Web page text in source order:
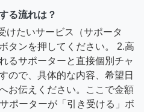
る流れは？
けたいサービス（サポータ
タンを押してください。 2.高
るサポーターと直接個別チャ
ので、具体的な内容、希望日
お伝えください。ここで金額
ポーターが「引き受ける」ボ